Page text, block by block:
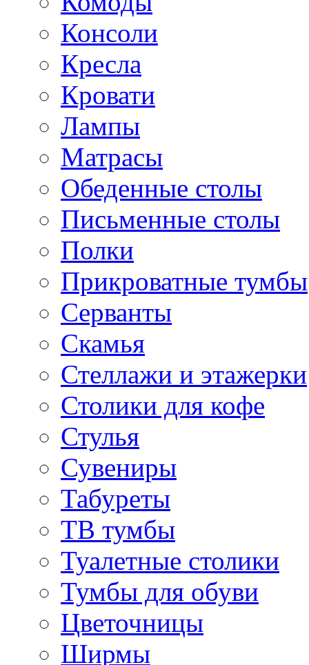
Консоли
Кресла
Кровати
Лампы
Матрасы
Обеденные столы
Письменные столы
Полки
Прикроватные тумбы
Серванты
Скамья
Стеллажи и этажерки
Столики для кофе
Стулья
Сувениры
Табуреты
ТВ тумбы
Туалетные столики
Тумбы для обуви
Цветочницы
Ширмы